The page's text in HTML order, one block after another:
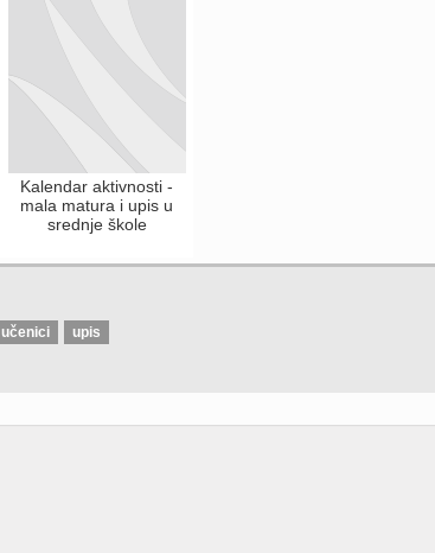
Kalendar aktivnosti -
mala matura i upis u
srednje škole
učenici
upis